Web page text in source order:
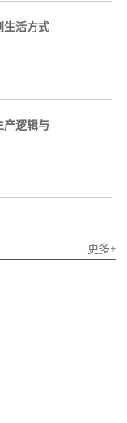
生活方式
产逻辑与
更多+